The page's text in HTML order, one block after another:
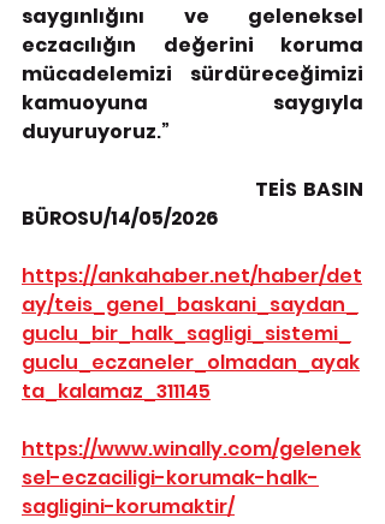
saygınlığını ve geleneksel
eczacılığın değerini koruma
mücadelemizi sürdüreceğimizi
kamuoyuna saygıyla
duyuruyoruz.”
TEİS BASIN
BÜROSU/14/05/2026
https://ankahaber.net/haber/det
ay/teis_genel_baskani_saydan_
guclu_bir_halk_sagligi_sistemi_
guclu_eczaneler_olmadan_ayak
ta_kalamaz_311145
https://www.winally.com/gelenek
sel-eczaciligi-korumak-halk-
sagligini-korumaktir/